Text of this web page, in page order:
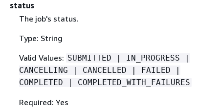
status
The job's status.
Type: String
Valid Values: SUBMITTED | IN_PROGRESS |
CANCELLING | CANCELLED | FAILED |
COMPLETED | COMPLETED_WITH_FAILURES
Required: Yes